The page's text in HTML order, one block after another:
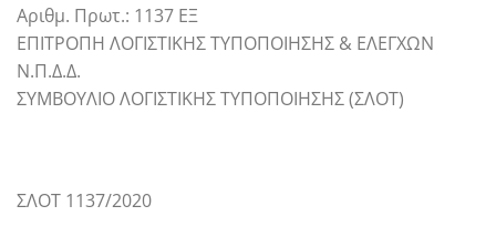
Αριθμ. Πρωτ.: 1137 ΕΞ
ΕΠΙΤΡΟΠΗ ΛΟΓΙΣΤΙΚΗΣ ΤΥΠΟΠΟΙΗΣΗΣ & ΕΛΕΓΧΩΝ
Ν.Π.Δ.Δ.
ΣΥΜΒΟΥΛΙΟ ΛΟΓΙΣΤΙΚΗΣ ΤΥΠΟΠΟΙΗΣΗΣ (ΣΛΟΤ)
ΣΛΟΤ 1137/2020